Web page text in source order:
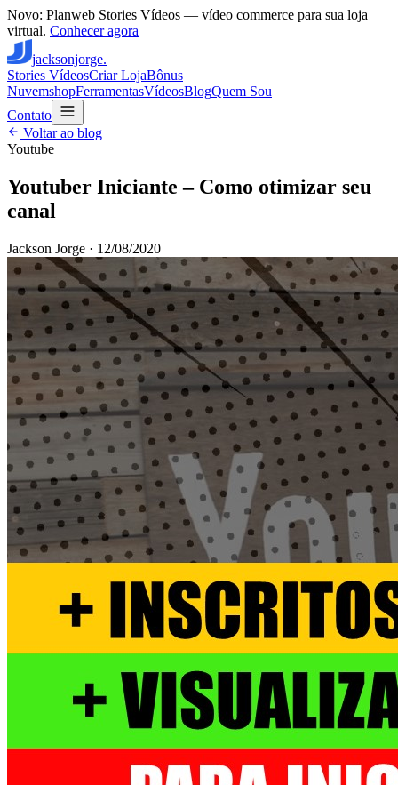
Novo: Planweb Stories Vídeos — vídeo commerce para sua loja
virtual. Conhecer agora
jacksonjorge.
Stories VídeosCriar LojaBônus
NuvemshopFerramentasVídeosBlogQuem Sou
Contato
Voltar ao blog
Youtube
Youtuber Iniciante – Como otimizar seu
canal
Jackson Jorge · 12/08/2020